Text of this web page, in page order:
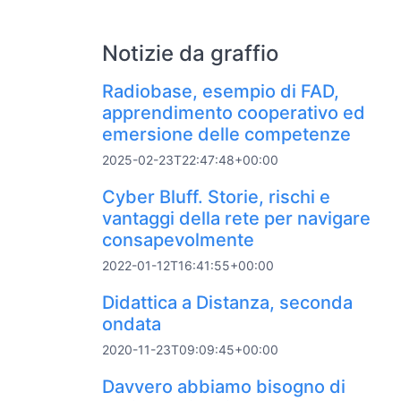
Notizie da graffio
Radiobase, esempio di FAD,
apprendimento cooperativo ed
emersione delle competenze
2025-02-23T22:47:48+00:00
Cyber Bluff. Storie, rischi e
vantaggi della rete per navigare
consapevolmente
2022-01-12T16:41:55+00:00
Didattica a Distanza, seconda
ondata
2020-11-23T09:09:45+00:00
Davvero abbiamo bisogno di